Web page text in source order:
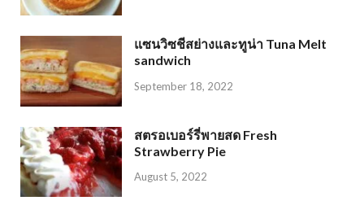
แซนวิซชีสย่างและทูน่า Tuna Melt
sandwich
September 18, 2022
สตรอเบอร์รี่พายสด Fresh
Strawberry Pie
August 5, 2022